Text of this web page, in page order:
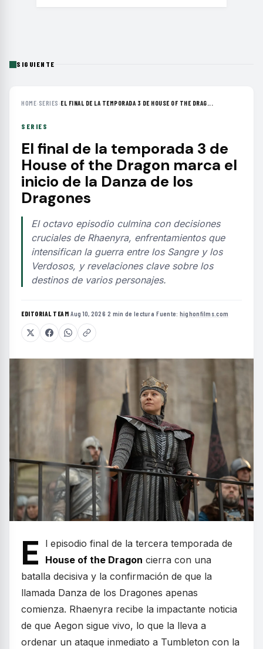
SIGUIENTE
HOME› SERIES ›EL FINAL DE LA TEMPORADA 3 DE HOUSE OF THE DRAG...
SERIES
El final de la temporada 3 de
House of the Dragon marca el
inicio de la Danza de los
Dragones
El octavo episodio culmina con decisiones
cruciales de Rhaenyra, enfrentamientos que
intensifican la guerra entre los Sangre y los
Verdosos, y revelaciones clave sobre los
destinos de varios personajes.
EDITORIAL TEAM·Aug 10, 2026·2 min de lectura·Fuente: highonfilms.com
E
l episodio final de la tercera temporada de
House of the Dragon cierra con una
batalla decisiva y la confirmación de que la
llamada Danza de los Dragones apenas
comienza. Rhaenyra recibe la impactante noticia
de que Aegon sigue vivo, lo que la lleva a
ordenar un ataque inmediato a Tumbleton con la